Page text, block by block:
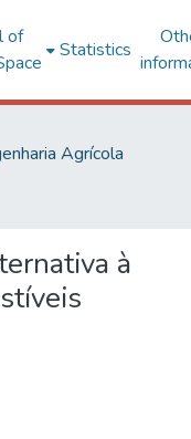
of
Statistics
Agrícola
à